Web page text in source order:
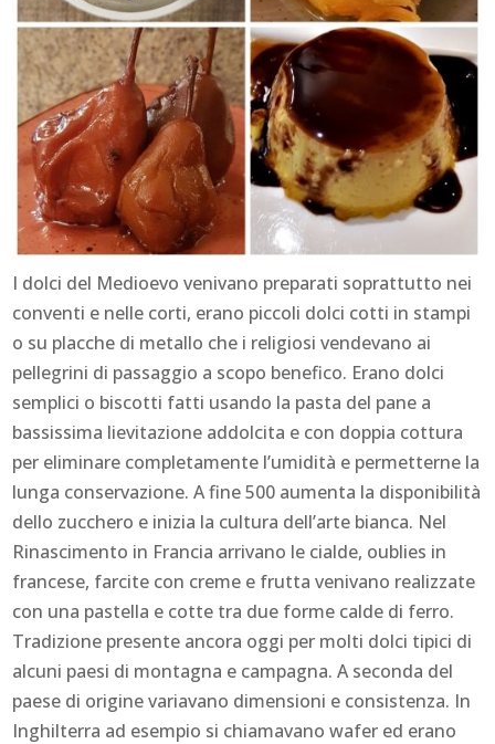
I dolci del Medioevo venivano preparati soprattutto nei
conventi e nelle corti, erano piccoli dolci cotti in stampi
o su placche di metallo che i religiosi vendevano ai
pellegrini di passaggio a scopo benefico. Erano dolci
semplici o biscotti fatti usando la pasta del pane a
bassissima lievitazione addolcita e con doppia cottura
per eliminare completamente l’umidità e permetterne la
lunga conservazione. A fine 500 aumenta la disponibilità
dello zucchero e inizia la cultura dell’arte bianca. Nel
Rinascimento in Francia arrivano le cialde, oublies in
francese, farcite con creme e frutta venivano realizzate
con una pastella e cotte tra due forme calde di ferro.
Tradizione presente ancora oggi per molti dolci tipici di
alcuni paesi di montagna e campagna. A seconda del
paese di origine variavano dimensioni e consistenza. In
Inghilterra ad esempio si chiamavano wafer ed erano